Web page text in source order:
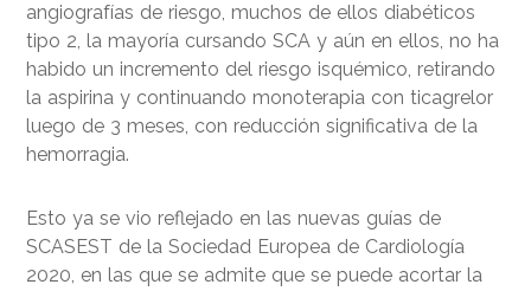
angiografías de riesgo, muchos de ellos diabéticos
tipo 2, la mayoría cursando SCA y aún en ellos, no ha
habido un incremento del riesgo isquémico, retirando
la aspirina y continuando monoterapia con ticagrelor
luego de 3 meses, con reducción significativa de la
hemorragia.
Esto ya se vio reflejado en las nuevas guías de
SCASEST de la Sociedad Europea de Cardiología
2020, en las que se admite que se puede acortar la